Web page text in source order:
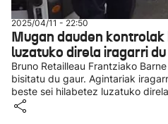
2025/04/11 - 22:50
Mugan dauden
luzatuko direla iragarri
Bruno Retailleau Frantziako
bisitatu du gaur. Agintariak
beste sei hilabetez luzatuko